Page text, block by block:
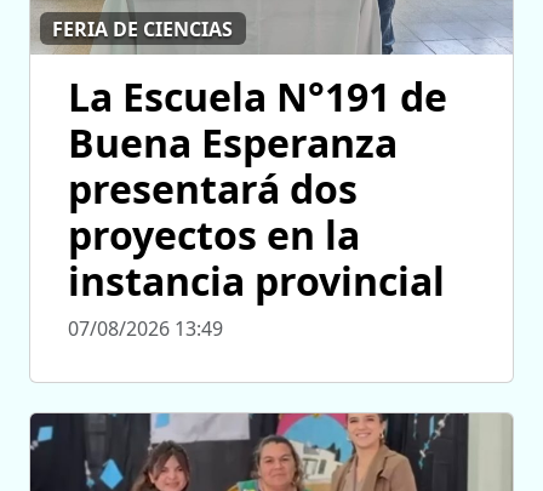
FERIA DE CIENCIAS
La Escuela N°191 de
Buena Esperanza
presentará dos
proyectos en la
instancia provincial
07/08/2026 13:49